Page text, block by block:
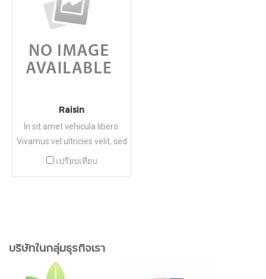
Raisin
In sit amet vehicula libero.
Vivamus vel ultricies velit, sed
fringilla elit.
เปรียบเทียบ
บริษัทในกลุ่มธุรกิจเรา